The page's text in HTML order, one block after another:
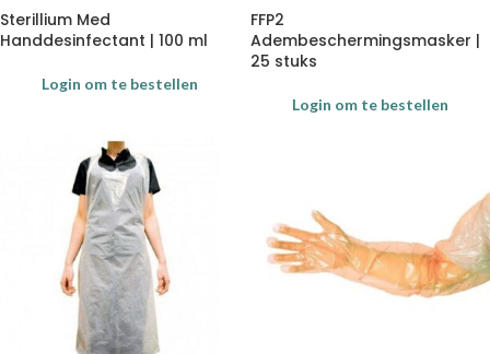
Sterillium Med
Handdesinfectant | 100 ml
Login om te bestellen
FFP2
Adembeschermingsmasker |
25 stuks
Login om te bestellen